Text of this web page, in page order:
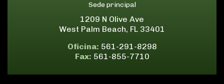
Sede principal
1209 N Olive Ave
West Palm Beach, FL 33401
Oficina: 561-291-8298
Fax: 561-855-7710